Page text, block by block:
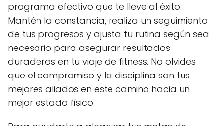
programa efectivo que te lleve al éxito.
Mantén la constancia, realiza un seguimiento
de tus progresos y ajusta tu rutina según sea
necesario para asegurar resultados
duraderos en tu viaje de fitness. No olvides
que el compromiso y la disciplina son tus
mejores aliados en este camino hacia un
mejor estado físico.